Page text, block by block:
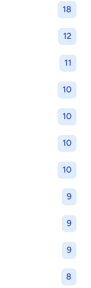
18
12
11
10
10
10
10
9
9
9
8